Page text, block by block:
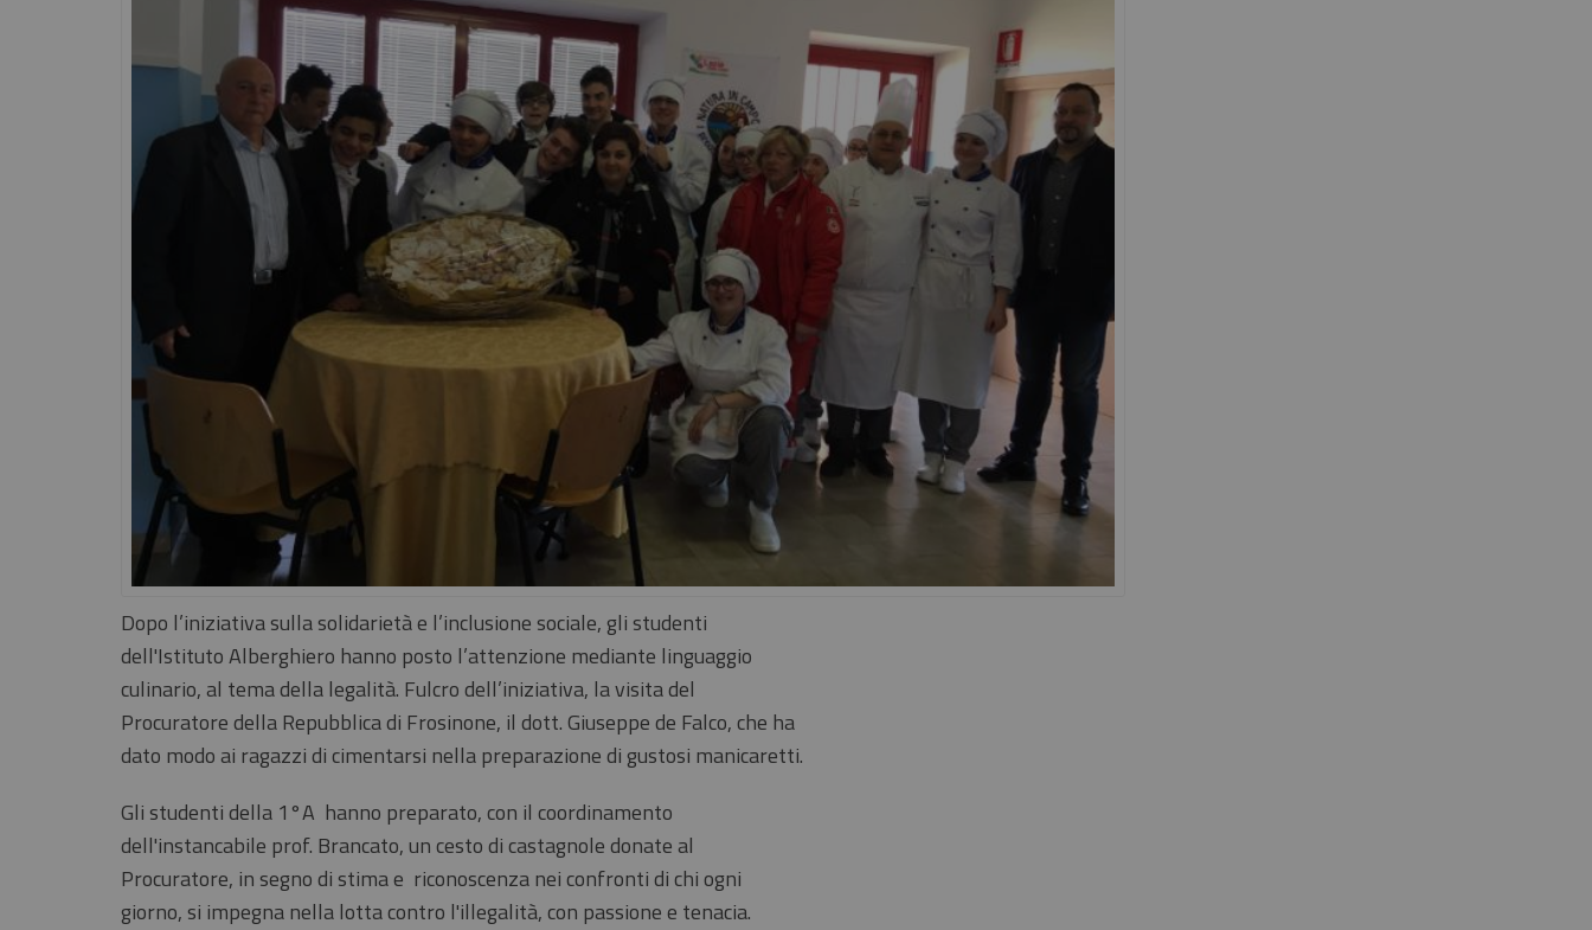
Dopo l’iniziativa sulla solidarietà e l’inclusione sociale, gli studenti
dell'Istituto Alberghiero hanno posto l’attenzione mediante linguaggio
culinario, al tema della legalità. Fulcro dell’iniziativa, la visita del
Procuratore della Repubblica di Frosinone, il dott. Giuseppe de Falco, che ha
dato modo ai ragazzi di cimentarsi nella preparazione di gustosi manicaretti.
Gli studenti della 1°A hanno preparato, con il coordinamento
dell'instancabile prof. Brancato, un cesto di castagnole donate al
Procuratore, in segno di stima e riconoscenza nei confronti di chi ogni
giorno, si impegna nella lotta contro l'illegalità, con passione e tenacia.